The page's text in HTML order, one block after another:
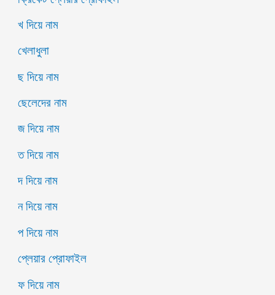
খ দিয়ে নাম
খেলাধুলা
ছ দিয়ে নাম
ছেলেদের নাম
জ দিয়ে নাম
ত দিয়ে নাম
দ দিয়ে নাম
ন দিয়ে নাম
প দিয়ে নাম
প্লেয়ার প্রোফাইল
ফ দিয়ে নাম